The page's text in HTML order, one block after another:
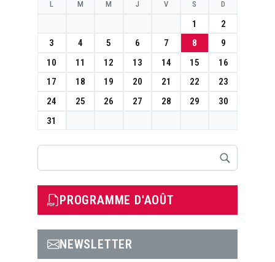
L M M J V S D
1
2
3
4 5 6 7 8
9
10
11 12 13 14 15
16
17
18 19 20 21 22
23
24
25 26 27 28 29
30
31
PROGRAMME D'AOÛT
NEWSLETTER